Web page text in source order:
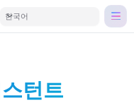
한국어
턴트